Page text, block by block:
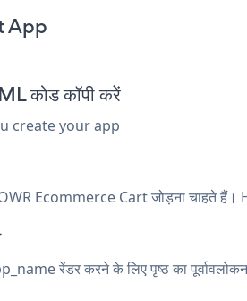
App
कोड कॉपी करें
create your app
Ecommerce Cart जोड़ना चाहते
रेंडर करने के लिए पृष्ठ का